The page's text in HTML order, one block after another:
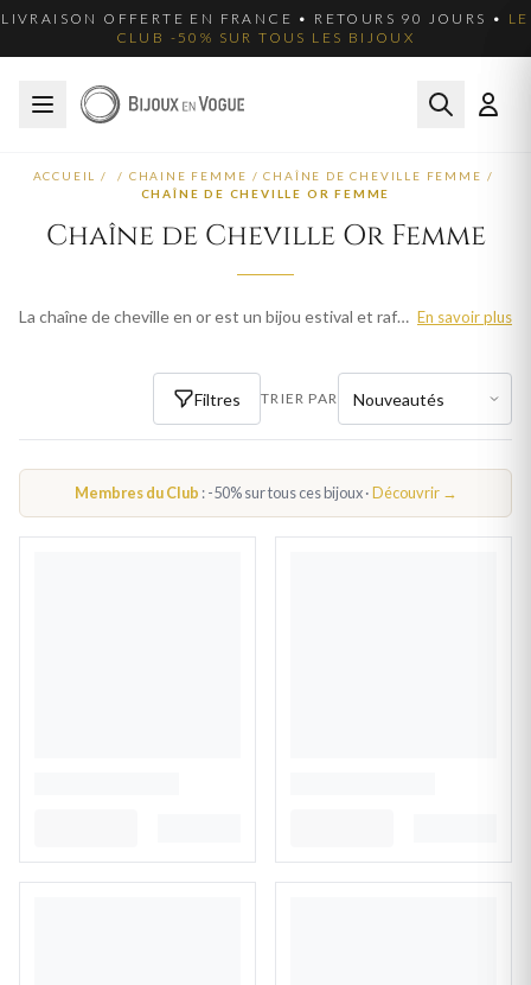
LIVRAISON OFFERTE EN FRANCE • RETOURS 90 JOURS • LE
CLUB -50% SUR TOUS LES BIJOUX
ACCUEIL / / CHAINE FEMME / CHAÎNE DE CHEVILLE FEMME /
CHAÎNE DE CHEVILLE OR FEMME
Chaîne de Cheville Or Femme
La chaîne de cheville en or est un bijou estival et raffiné. Nos modèles en or jaune et or blanc subliment la cheville avec élégance. Livraison offerte en France. En savoir plus
Filtres TRIER PAR
Membres du Club : -50% sur tous ces bijoux ·Découvrir →